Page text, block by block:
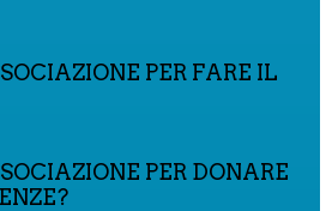
PER FARE IL
PER DONARE